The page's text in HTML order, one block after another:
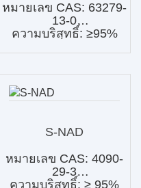
หมายเลข CAS: 63279-
13-0
ความบริสุทธิ์: ≥95%
S-NAD
หมายเลข CAS: 4090-
29-3
ความบริสุทธิ์: ≥ 95%